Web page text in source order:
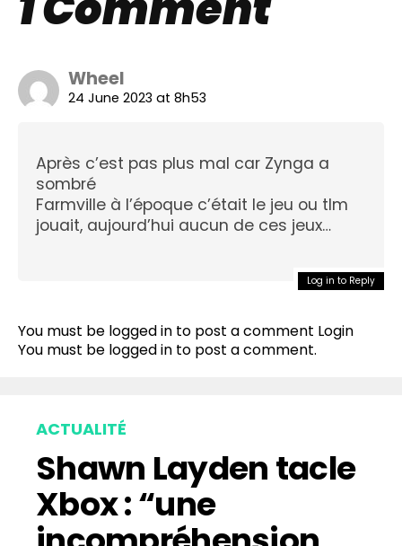
Wheel
24 June 2023 at 8h53
Après c’est pas plus mal car Zynga a
sombré
Farmville à l’époque c’était le jeu ou tlm
jouait, aujourd’hui aucun de ces jeux…
Log in to Reply
You must be logged in to post a comment Login
You must be logged in to post a comment.
ACTUALITÉ
Shawn Layden tacle
Xbox : “une